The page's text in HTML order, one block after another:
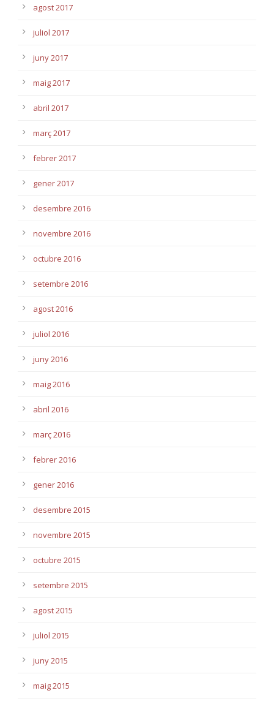
agost 2017
juliol 2017
juny 2017
maig 2017
abril 2017
març 2017
febrer 2017
gener 2017
desembre 2016
novembre 2016
octubre 2016
setembre 2016
agost 2016
juliol 2016
juny 2016
maig 2016
abril 2016
març 2016
febrer 2016
gener 2016
desembre 2015
novembre 2015
octubre 2015
setembre 2015
agost 2015
juliol 2015
juny 2015
maig 2015